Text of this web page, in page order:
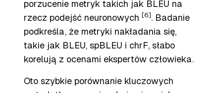
porzucenie metryk takich jak BLEU na
rzecz podejść neuronowych [6] . Badanie
podkreśla, że metryki nakładania się,
takie jak BLEU, spBLEU i chrF, słabo
korelują z ocenami ekspertów człowieka.
Oto szybkie porównanie kluczowych